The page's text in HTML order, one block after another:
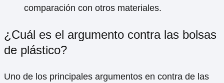
comparación con otros materiales.
¿Cuál es el argumento contra las bolsas
de plástico?
Uno de los principales argumentos en contra de las